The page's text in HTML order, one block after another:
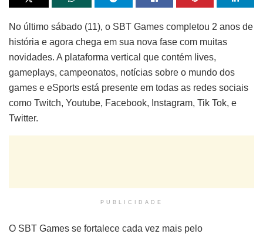
No último sábado (11), o SBT Games completou 2 anos de
história e agora chega em sua nova fase com muitas
novidades. A plataforma vertical que contém lives,
gameplays, campeonatos, notícias sobre o mundo dos
games e eSports está presente em todas as redes sociais
como Twitch, Youtube, Facebook, Instagram, Tik Tok, e
Twitter.
PUBLICIDADE
O SBT Games se fortalece cada vez mais pelo